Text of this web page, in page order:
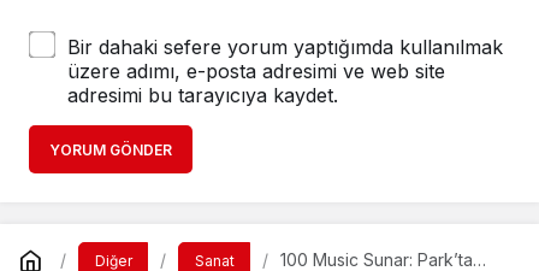
Bir dahaki sefere yorum yaptığımda kullanılmak
üzere adımı, e-posta adresimi ve web site
adresimi bu tarayıcıya kaydet.
YORUM GÖNDER
Diğer Sanat
100 Music Sunar: Park’ta